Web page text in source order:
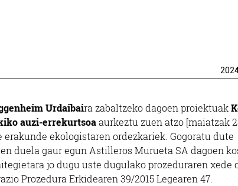
Urdaibaira zabaltzeko dagoen proiektuak
auzi-errekurtsoaaurkeztu zuen atzo [maiatzak
erakunde ekologistaren ordezkariek. Gogoratu dute
duela gaur egun Astilleros Murueta SA dagoen
jo dugu uste dugulako prozeduraren xede
Prozedura Erkidearen 39/2015 Legearen 47.